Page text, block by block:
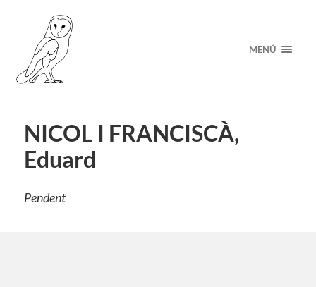
MENÚ
NICOL I FRANCISCÀ,
Eduard
Pendent